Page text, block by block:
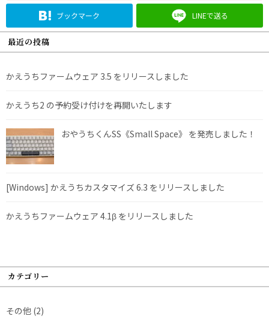
ブックマーク LINEで送る
最近の投稿
かえうちファームウェア 3.5 をリリースしました
かえうち2 の予約受け付けを再開いたします
おやうちくんSS《Small Space》 を発売しました！
[Windows] かえうちカスタマイズ 6.3 をリリースしました
かえうちファームウェア 4.1β をリリースしました
カテゴリー
その他 (2)